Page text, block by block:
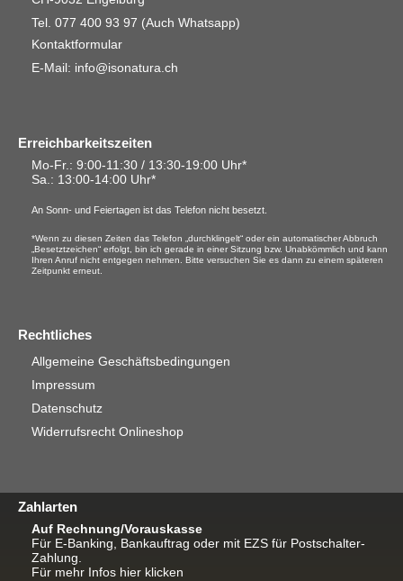
Tel. 077 400 93 97 (Auch Whatsapp)
Kontaktformular
E-Mail: info@isonatura.ch
Erreichbarkeitszeiten
Mo-Fr.: 9:00-11:30 / 13:30-19:00 Uhr*
Sa.: 13:00-14:00 Uhr*
An Sonn- und Feiertagen ist das Telefon nicht besetzt.
*Wenn zu diesen Zeiten das Telefon „durchklingelt“ oder ein automatischer Abbruch
„Besetztzeichen“ erfolgt, bin ich gerade in einer Sitzung bzw. Unabkömmlich und kann
Ihren Anruf nicht entgegen nehmen. Bitte versuchen Sie es dann zu einem späteren
Zeitpunkt erneut.
Rechtliches
Allgemeine Geschäftsbedingungen
Impressum
Datenschutz
Widerrufsrecht Onlineshop
Zahlarten
Auf Rechnung/Vorauskasse
Für E-Banking, Bankauftrag oder mit EZS für Postschalter-
Zahlung.
Für mehr Infos hier klicken